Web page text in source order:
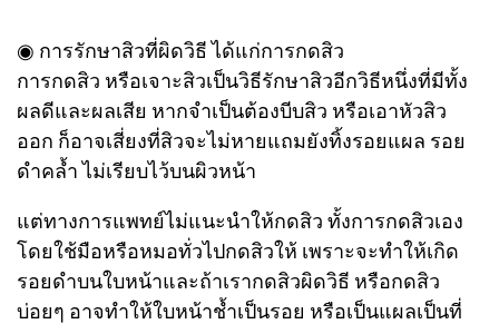
◉ การรักษาสิวที่ผิดวิธี ได้แก่การกดสิว​
การกดสิว หรือเจาะสิวเป็นวิธีรักษาสิวอีกวิธีหนึ่งที่มีทั้ง
ผลดีและผลเสีย หากจำเป็นต้องบีบสิว หรือเอาหัวสิว
ออก ก็อาจเสี่ยงที่สิวจะไม่หายแถมยังทิ้งรอยแผล รอย
ดำคล้ำ ไม่เรียบไว้บนผิวหน้า
แต่ทางการแพทย์ไม่แนะนำให้กดสิว ทั้งการกดสิวเอง
โดยใช้มือหรือหมอทั่วไปกดสิวให้ เพราะจะทำให้เกิด
รอยดำบนใบหน้าและถ้าเรากดสิวผิดวิธี หรือกดสิว
บ่อยๆ อาจทำให้ใบหน้าช้ำเป็นรอย หรือเป็นแผลเป็นที่